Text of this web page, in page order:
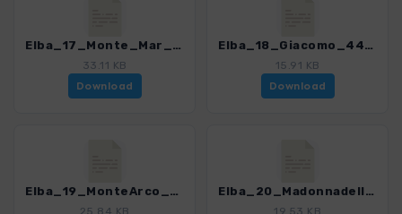
Elba_17_Monte_Mar_Capanna_Castello_Monserrato_4482_5.gpx
33.11 KB
Download
Elba_18_Giacomo_4482_5.gpx
15.91 KB
Download
Elba_19_MonteArco_4482_5.gpx
25.84 KB
Elba_20_MadonnadelleGrazie_4482_5.gpx
19.53 KB